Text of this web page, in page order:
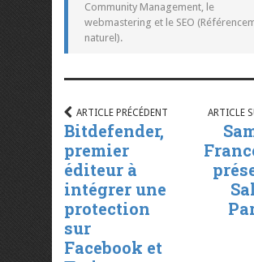
Community Management, le
webmastering et le SEO
naturel).
ARTICLE PRÉCÉDENT
Bitdefender,
premier
éditeur à
intégrer une
protection
sur
Facebook et
ARTICLE